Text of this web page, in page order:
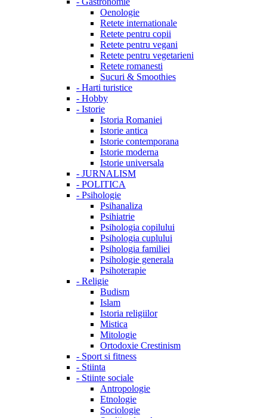
Oenologie
Retete internationale
Retete pentru copii
Retete pentru vegani
Retete pentru vegetarieni
Retete romanesti
Sucuri & Smoothies
- Harti turistice
- Hobby
- Istorie
Istoria Romaniei
Istorie antica
Istorie contemporana
Istorie moderna
Istorie universala
- JURNALISM
- POLITICA
- Psihologie
Psihanaliza
Psihiatrie
Psihologia copilului
Psihologia cuplului
Psihologia familiei
Psihologie generala
Psihoterapie
- Religie
Budism
Islam
Istoria religiilor
Mistica
Mitologie
Ortodoxie Crestinism
- Sport si fitness
- Stiinta
- Stiinte sociale
Antropologie
Etnologie
Sociologie